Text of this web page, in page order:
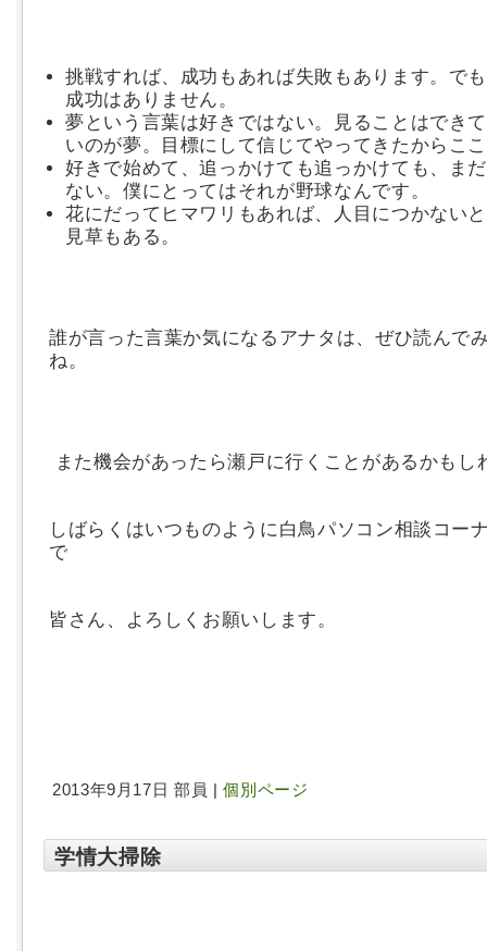
挑戦すれば、成功もあれば失敗もあります。で
成功はありません。
夢という言葉は好きではない。見ることはでき
いのが夢。目標にして信じてやってきたからこ
好きで始めて、追っかけても追っかけても、ま
ない。僕にとってはそれが野球なんです。
花にだってヒマワリもあれば、人目につかない
見草もある。
誰が言った言葉か気になるアナタは、ぜひ読んで
ね。
また機会があったら瀬戸に行くことがあるかもし
しばらくはいつものように白鳥パソコン相談コー
で
皆さん、よろしくお願いします。
2013年9月17日 部員 |個別ページ
学情大掃除